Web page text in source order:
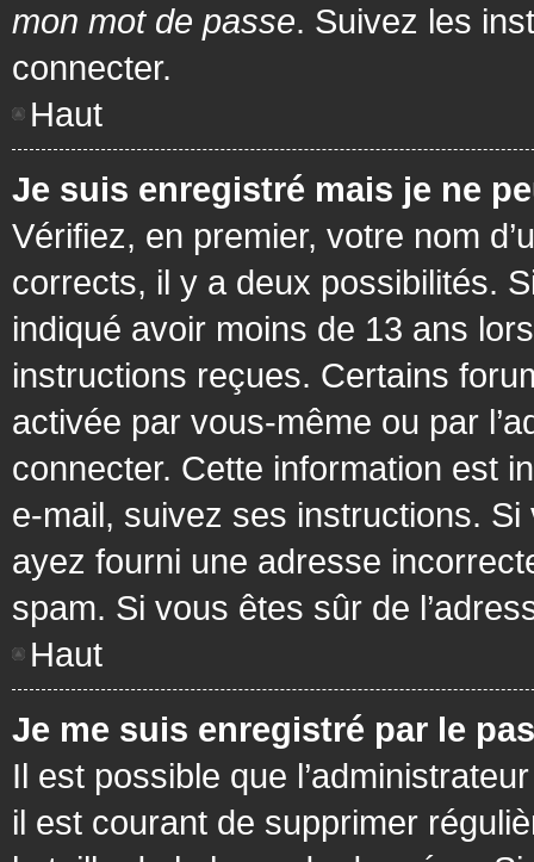
mon mot de passe. Suivez les
connecter.
Haut
Je suis enregistré mais je ne
Vérifiez, en premier, votre nom
corrects, il y a deux possibilités.
indiqué avoir moins de 13 ans
instructions reçues. Certains
activée par vous-même ou par
connecter. Cette information est
e-mail, suivez ses instructions. Si
ayez fourni une adresse
spam. Si vous êtes sûr de
Haut
Je me suis enregistré par le
Il est possible que
il est courant de supprimer